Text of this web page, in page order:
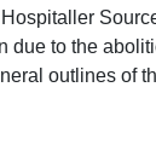
due to the
outlines of